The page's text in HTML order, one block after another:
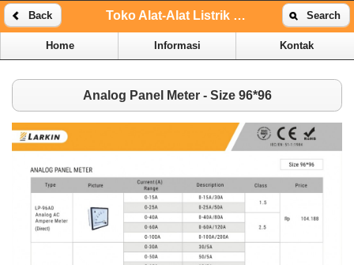
Back Toko Alat-Alat Listrik Online | Toko Alat-Alat Listrik Kenari Search
Home Informasi Kontak
Analog Panel Meter - Size 96*96